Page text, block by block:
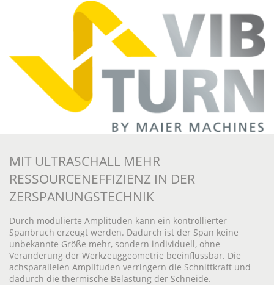
MIT ULTRASCHALL MEHR
RESSOURCENEFFIZIENZ IN DER
ZERSPANUNGSTECHNIK
Durch modulierte Amplituden kann ein kontrollierter
Spanbruch erzeugt werden. Dadurch ist der Span keine
unbekannte Größe mehr, sondern individuell, ohne
Veränderung der Werkzeuggeometrie beeinflussbar. Die
achsparallelen Amplituden verringern die Schnittkraft und
dadurch die thermische Belastung der Schneide.